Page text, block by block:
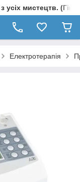
мистецтв.
Електротерапія